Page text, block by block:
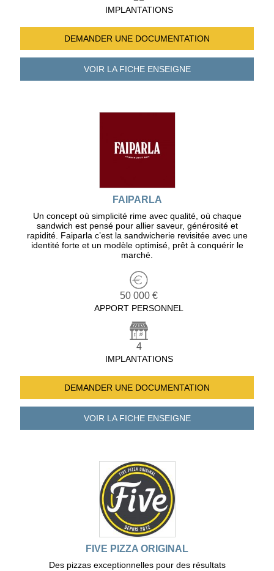
IMPLANTATIONS
DEMANDER UNE DOCUMENTATION
VOIR LA FICHEENSEIGNE
FAIPARLA
Un concept où simplicité rime avec qualité, où chaque
sandwich est pensé pour allier saveur, générosité et
rapidité. Faiparla c’est la sandwicherie revisitée avec une
identité forte et un modèle optimisé, prêt à conquérir le
marché.
50 000 €
APPORT PERSONNEL
4
IMPLANTATIONS
DEMANDER UNE DOCUMENTATION
VOIR LA FICHEENSEIGNE
FIVE PIZZA ORIGINAL
Des pizzas exceptionnelles pour des résultats